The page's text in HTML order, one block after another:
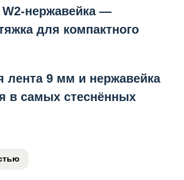
нержавейка —
для компактного
лента 9 мм и нержавейка
в самых стеснённых
стали W2 для крепления